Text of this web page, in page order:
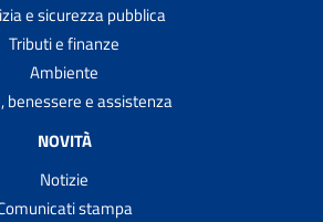
e sicurezza pubblica
Tributi e finanze
Ambiente
benessere e assistenza
NOVITÀ
Notizie
stampa